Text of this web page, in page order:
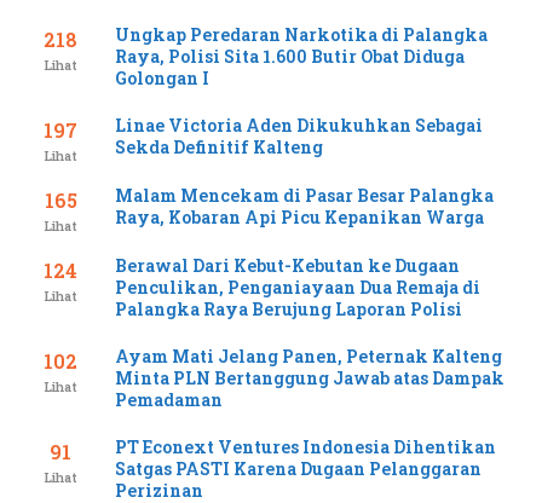
218
Lihat
Ungkap Peredaran Narkotika di Palangka
Raya, Polisi Sita 1.600 Butir Obat Diduga
Golongan I
197
Lihat
Linae Victoria Aden Dikukuhkan Sebagai
Sekda Definitif Kalteng
165
Lihat
Malam Mencekam di Pasar Besar Palangka
Raya, Kobaran Api Picu Kepanikan Warga
124
Lihat
Berawal Dari Kebut-Kebutan ke Dugaan
Penculikan, Penganiayaan Dua Remaja di
Palangka Raya Berujung Laporan Polisi
102
Lihat
Ayam Mati Jelang Panen, Peternak Kalteng
Minta PLN Bertanggung Jawab atas Dampak
Pemadaman
91
Lihat
PT Econext Ventures Indonesia Dihentikan
Satgas PASTI Karena Dugaan Pelanggaran
Perizinan